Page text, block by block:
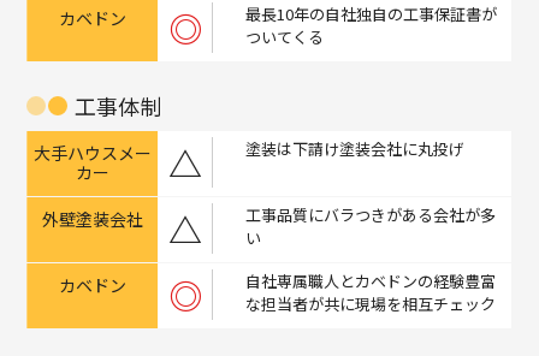
◎
最長10年の自社独自の工事保証書が
ついてくる
工事体制
△ 塗装は下請け塗装会社に丸投げ
△
工事品質にバラつきがある会社が多
い
◎
自社専属職人とカベドンの経験豊富
な担当者が共に現場を相互チェック